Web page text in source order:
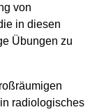
von
in diesen
Übungen zu
radiologisches